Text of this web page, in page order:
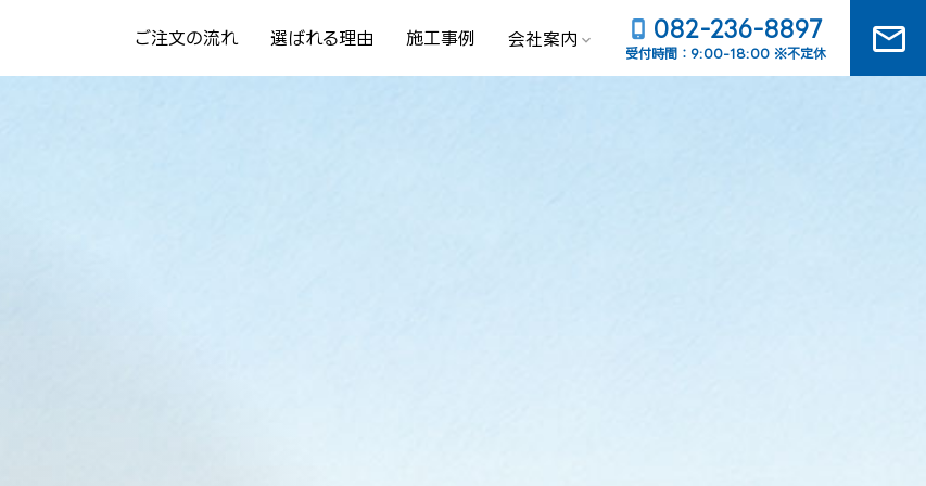
ご注文の流れ 選ばれる理由 施工事例 会社案内 082-236-8897
受付時間：9:00-18:00 ※不定休 mail_outline